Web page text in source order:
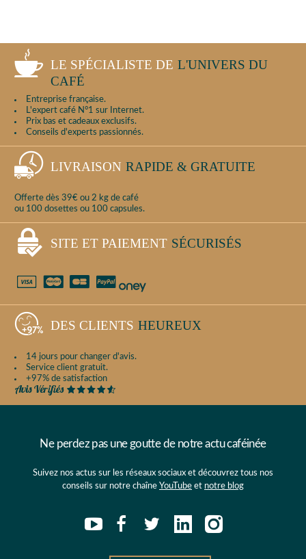
LE SPÉCIALISTE DE L'UNIVERS DU
CAFÉ
Entreprise française.
L'expert café N°1 sur Internet.
Prix bas et cadeaux exclusifs.
Conseils d'experts passionnés.
LIVRAISON RAPIDE & GRATUITE
Offerte dès 39€ ou 2 kg de café
ou 100 dosettes ou 100 capsules.
SITE ET PAIEMENT SÉCURISÉS
DES CLIENTS HEUREUX
14 jours pour changer d'avis.
Service client gratuit.
+97% de satisfaction
Ne perdez pas une goutte de notre actu caféinée
Suivez nos actus sur les réseaux sociaux et découvrez tous nos
conseils sur notre chaîne YouTube et notre blog